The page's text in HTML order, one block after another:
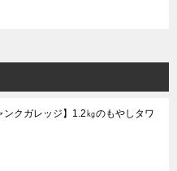
クガレッジ】1.2㎏のもやしタワ